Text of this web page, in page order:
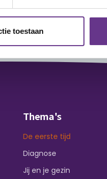
toestaan
Thema's
De eerste tijd
Diagnose
Jij en je gezin